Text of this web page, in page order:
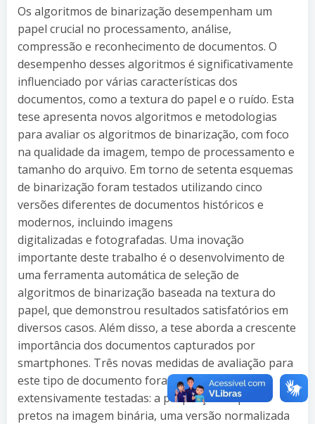
Os algoritmos de binarização desempenham um
papel crucial no processamento, análise,
compressão e reconhecimento de documentos. O
desempenho desses algoritmos é significativamente
influenciado por várias características dos
documentos, como a textura do papel e o ruído. Esta
tese apresenta novos algoritmos e metodologias
para avaliar os algoritmos de binarização, com foco
na qualidade da imagem, tempo de processamento e
tamanho do arquivo. Em torno de setenta esquemas
de binarização foram testados utilizando cinco
versões diferentes de documentos históricos e
modernos, incluindo imagens
digitalizadas e fotografadas. Uma inovação
importante deste trabalho é o desenvolvimento de
uma ferramenta automática de seleção de
algoritmos de binarização baseada na textura do
papel, que demonstrou resultados satisfatórios em
diversos casos. Além disso, a tese aborda a crescente
importância dos documentos capturados por
smartphones. Três novas medidas de avaliação para
este tipo de documento foram propostas e
extensivamente testadas: a proporção de pixels
pretos na imagem binária, uma versão normalizada